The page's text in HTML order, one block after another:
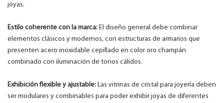
joyas.
Estilo coherente con la marca: El diseño general debe combinar
elementos clásicos y modernos, con estructuras de armarios que
presenten acero inoxidable cepillado en color oro champán
combinado con iluminación de tonos cálidos.
Exhibición flexible y ajustable: Las vitrinas de cristal para joyería deben
ser modulares y combinables para poder exhibir joyas de diferentes